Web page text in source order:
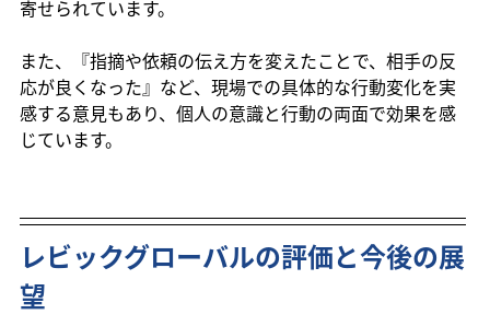
寄せられています。
また、『指摘や依頼の伝え方を変えたことで、相手の反
応が良くなった』など、現場での具体的な行動変化を実
感する意見もあり、個人の意識と行動の両面で効果を感
じています。
レビックグローバルの評価と今後の展
望